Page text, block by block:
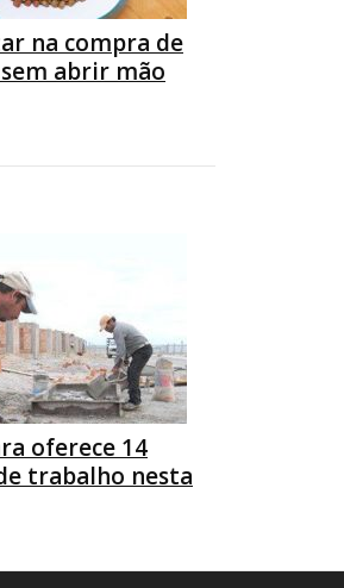
na compra de
abrir mão
oferece 14
trabalho nesta